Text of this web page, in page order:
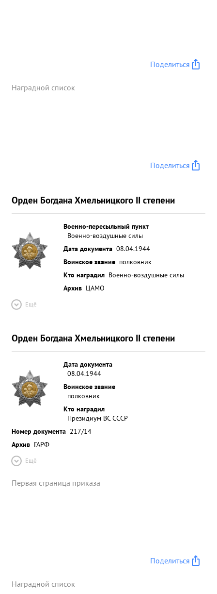
Поделиться
Наградной список
Поделиться
Орден Богдана Хмельницкого II степени
Военно-пересыльный пункт
Военно-воздушные силы
Дата документа 08.04.1944
Воинское звание полковник
Кто наградил Военно-воздушные силы
Архив ЦАМО
Ещё
Орден Богдана Хмельницкого II степени
Дата документа
08.04.1944
Воинское звание
полковник
Кто наградил
Президиум ВС СССР
Номер документа 217/14
Архив ГАРФ
Ещё
Первая страница приказа
Поделиться
Наградной список